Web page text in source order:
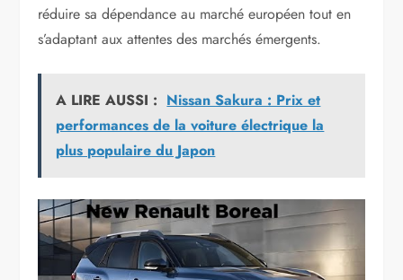
réduire sa dépendance au marché européen tout en
s’adaptant aux attentes des marchés émergents.
A LIRE AUSSI : Nissan Sakura : Prix et
performances de la voiture électrique la
plus populaire du Japon